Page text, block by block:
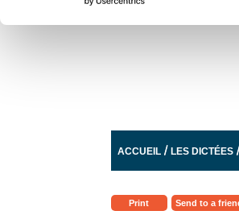
ACCUEIL /LES DICTÉES
Print Send to a